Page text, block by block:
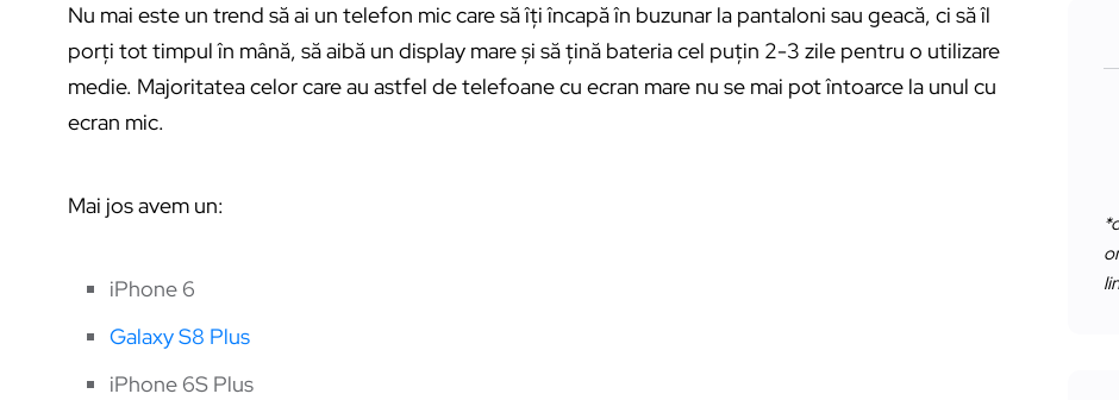
Nu mai este un trend să ai un telefon mic care să îți încapă în buzunar la pantaloni sau geacă, ci să îl
porți tot timpul în mână, să aibă un display mare și să țină bateria cel puțin 2-3 zile pentru o utilizare
medie. Majoritatea celor care au astfel de telefoane cu ecran mare nu se mai pot întoarce la unul cu
ecran mic.
Mai jos avem un:
iPhone 6
Galaxy S8 Plus
iPhone 6S Plus